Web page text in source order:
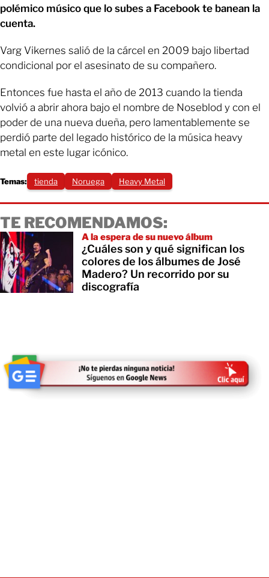
polémico músico que lo subes a Facebook te banean la
cuenta.
Varg Vikernes salió de la cárcel en 2009 bajo libertad
condicional por el asesinato de su compañero.
Entonces fue hasta el año de 2013 cuando la tienda
volvió a abrir ahora bajo el nombre de Noseblod y con el
poder de una nueva dueña, pero lamentablemente se
perdió parte del legado histórico de la música heavy
metal en este lugar icónico.
Temas: tienda Noruega Heavy Metal
TE RECOMENDAMOS:
A la espera de su nuevo álbum
¿Cuáles son y qué significan los
colores de los álbumes de José
Madero? Un recorrido por su
discografía